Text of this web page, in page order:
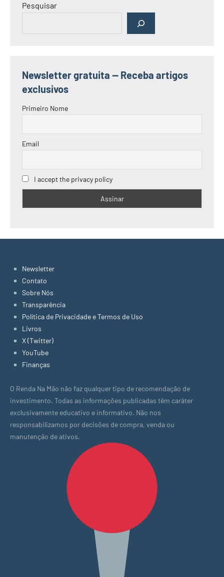
Pesquisar
Newsletter gratuita — Receba artigos
exclusivos
Primeiro Nome
Email
I accept the privacy policy
Newsletter
Contato
Sobre Nós
Transparência
Política de Privacidade e Termos de Uso
Livros
X (Twitter)
YouTube
Finanças
O Renda Na Mão não faz qualquer tipo de recomendação de
investimento. Todas as informações publicadas têm caráter
exclusivamente educativo e informativo. Não nos
responsabilizamos por decisões de compra, venda ou
manutenção de ativos.